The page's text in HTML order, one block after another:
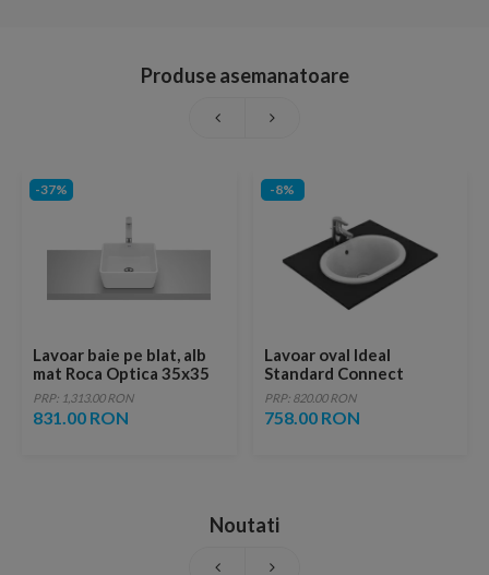
Produse asemanatoare
-37%
Lavoar baie pe blat, alb
mat Roca Optica 35x35
cm
PRP: 1,313.00 RON
831.00 RON
-8%
Lavoar oval Ideal
Standard Connect
incastrat 48x35 cm
PRP: 820.00 RON
758.00 RON
Noutati